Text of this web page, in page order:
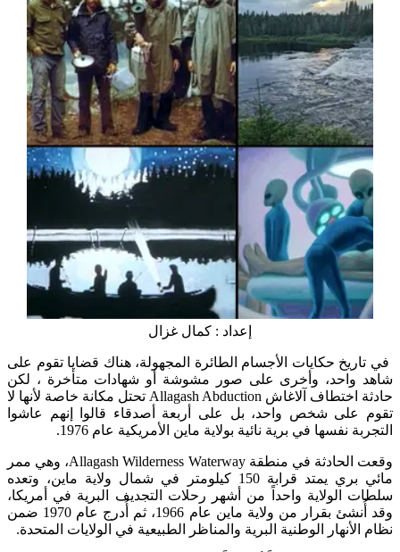
إعداد : كمال غزال
حكايات الأجسام الطائرة المجهولة، هناك قضايا تقوم على
وأخرى على صور مشوشة أو شهادات متأخرة ، لكن
حادثة اختطاف آلاغاش Allagash Abduction تحتل مكانة خاصة لأنها لا
شخص واحد، بل على أربعة أصدقاء قالوا إنهم عاشوا
نفسها في برية نائية بولاية ماين الأمريكية عام 1976.
وقعت الحادثة في منطقة Allagash Wilderness Waterway، وهي ممر
مائي بري يمتد قرابة 150 كيلومتر في شمال ولاية ماين، وتعده
واحداً من أشهر رحلات التجديف البرية في أمريكا،
وقد أُنشئ بقرار من ولاية ماين عام 1966، ثم أُدرج عام 1970 ضمن
الوطنية البرية والمناظر الطبيعية في الولايات المتحدة.